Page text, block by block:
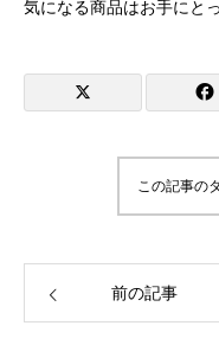
気になる商品はお手にと
この記事の
前の記事